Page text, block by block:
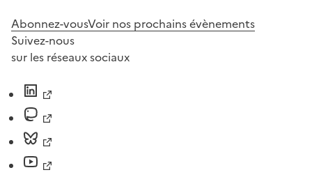
Abonnez-vousVoir nos prochains évènements
Suivez-nous
sur les réseaux sociaux